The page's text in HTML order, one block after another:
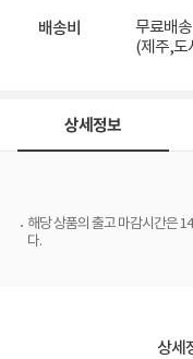
배송비
무료배송
(제주,도
상세정보
해당 상품의 출고 마감시간은
다.
상세